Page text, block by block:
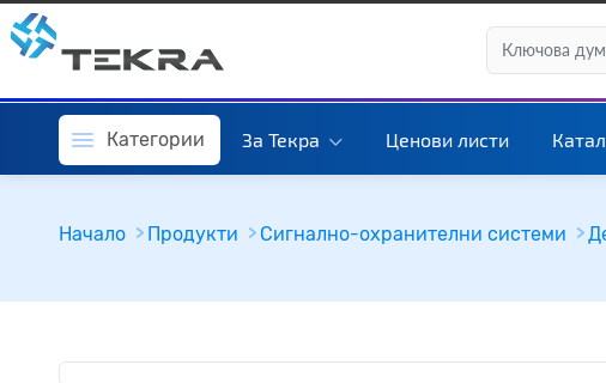
Категории За Текра Ценови листи
Начало Продукти Сигнално-охранителни системи